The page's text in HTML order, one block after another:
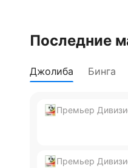
Последние
Джолиба Бинга
Премьер
Премьер